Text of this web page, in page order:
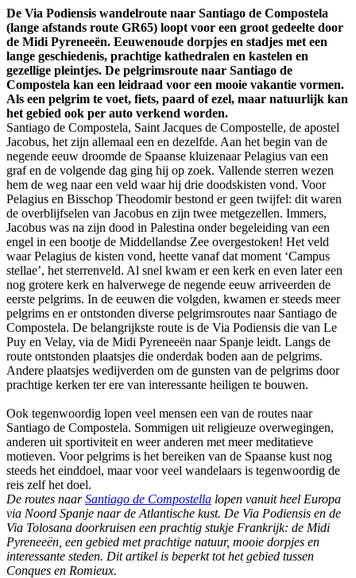
De Via Podiensis wandelroute naar Santiago de Compostela
(lange afstands route GR65) loopt voor een groot gedeelte door
de Midi Pyreneeën. Eeuwenoude dorpjes en stadjes met een
lange geschiedenis, prachtige kathedralen en kastelen en
gezellige pleintjes. De pelgrimsroute naar Santiago de
Compostela kan een leidraad voor een mooie vakantie vormen.
Als een pelgrim te voet, fiets, paard of ezel, maar natuurlijk kan
het gebied ook per auto verkend worden.
Santiago de Compostela, Saint Jacques de Compostelle, de apostel
Jacobus, het zijn allemaal een en dezelfde. Aan het begin van de
negende eeuw droomde de Spaanse kluizenaar Pelagius van een
graf en de volgende dag ging hij op zoek. Vallende sterren wezen
hem de weg naar een veld waar hij drie doodskisten vond. Voor
Pelagius en Bisschop Theodomir bestond er geen twijfel: dit waren
de overblijfselen van Jacobus en zijn twee metgezellen. Immers,
Jacobus was na zijn dood in Palestina onder begeleiding van een
engel in een bootje de Middellandse Zee overgestoken! Het veld
waar Pelagius de kisten vond, heette vanaf dat moment ‘Campus
stellae’, het sterrenveld. Al snel kwam er een kerk en even later een
nog grotere kerk en halverwege de negende eeuw arriveerden de
eerste pelgrims. In de eeuwen die volgden, kwamen er steeds meer
pelgrims en er ontstonden diverse pelgrimsroutes naar Santiago de
Compostela. De belangrijkste route is de Via Podiensis die van Le
Puy en Velay, via de Midi Pyreneeën naar Spanje leidt. Langs de
route ontstonden plaatsjes die onderdak boden aan de pelgrims.
Andere plaatsjes wedijverden om de gunsten van de pelgrims door
prachtige kerken ter ere van interessante heiligen te bouwen.
Ook tegenwoordig lopen veel mensen een van de routes naar
Santiago de Compostela. Sommigen uit religieuze overwegingen,
anderen uit sportiviteit en weer anderen met meer meditatieve
motieven. Voor pelgrims is het bereiken van de Spaanse kust nog
steeds het einddoel, maar voor veel wandelaars is tegenwoordig de
reis zelf het doel.
De routes naarSantiago de Compostella lopen vanuit heel Europa
via Noord Spanje naar de Atlantische kust. De Via Podiensis en de
Via Tolosana doorkruisen een prachtig stukje Frankrijk: de Midi
Pyreneeën, een gebied met prachtige natuur, mooie dorpjes en
interessante steden. Dit artikel is beperkt tot het gebied tussen
Conques en Romieux.